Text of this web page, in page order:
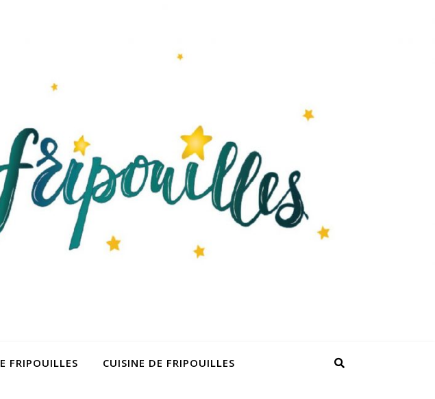
FRIPOUILLES CUISINE DE FRIPOUILLES